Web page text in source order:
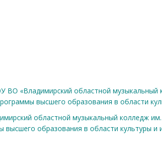
«Владимирский областной музыкальный
высшего образования в области
областной музыкальный колледж
высшего образования в области культуры и